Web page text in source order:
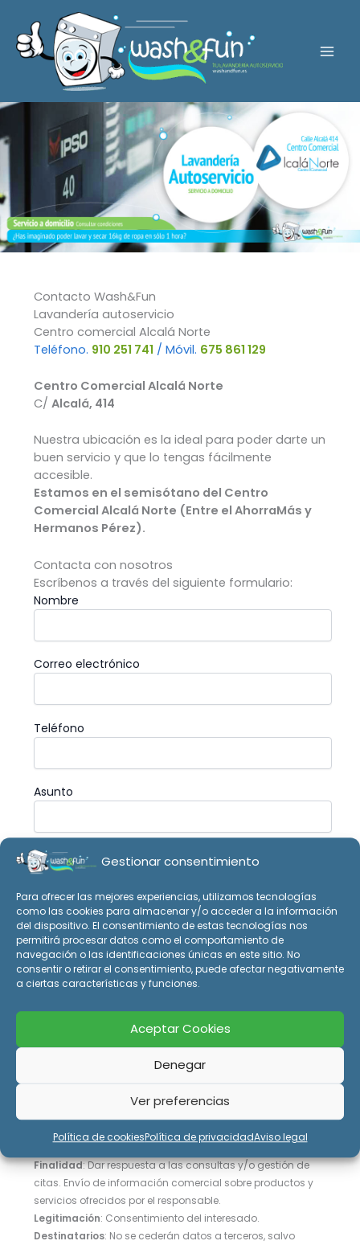
Gestionar consentimiento
Para ofrecer las mejores experiencias, utilizamos tecnologías
como las cookies para almacenar y/o acceder a la información
del dispositivo. El consentimiento de estas tecnologías nos
permitirá procesar datos como el comportamiento de
navegación o las identificaciones únicas en este sitio. No
consentir o retirar el consentimiento, puede afectar negativamente
a ciertas características y funciones.
Aceptar Cookies
Denegar
Ver preferencias
Política de cookiesPolítica de privacidadAviso legal
contenido
Contacto Wash&Fun
Lavandería autoservicio
Centro comercial Alcalá Norte
Teléfono. 910 251 741 / Móvil. 675 861 129
Centro Comercial Alcalá Norte
C/ Alcalá, 414
Nuestra ubicación es la ideal para poder darte un
buen servicio y que lo tengas fácilmente
accesible.
Estamos en el semisótano del Centro
Comercial Alcalá Norte (Entre el AhorraMás y
Hermanos Pérez).
Contacta con nosotros
Escríbenos a través del siguiente formulario:
Nombre
Correo electrónico
Teléfono
Asunto
Tu mensaje (opcional)
Responsable: WASH&FUN S.L.
Finalidad: Dar respuesta a las consultas y/o gestión de
citas. Envío de información comercial sobre productos y
servicios ofrecidos por el responsable.
Legitimación: Consentimiento del interesado.
Destinatarios: No se cederán datos a terceros, salvo